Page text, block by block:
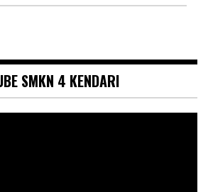
SMKN 4 KENDARI